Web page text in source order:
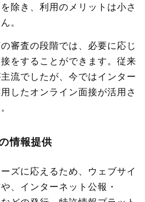
除き、利用のメリットは小さ
。
審査の段階では、必要に応じ
をすることができます。従来
流でしたが、今ではインター
したオンライン面接が活用さ
情報提供
ズに応えるため、ウェブサイ
、インターネット公報・